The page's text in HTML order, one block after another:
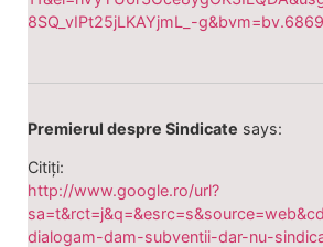
8SQ_vIPt25jLKAYjmL_-
Premierul despre Sindicate says:
Citiți:
http://www.google.ro/url?
dialogam-dam-subventii-dar-nu-